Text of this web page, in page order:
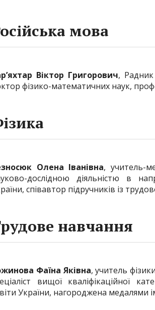
мова
Віктор Григорович, Радник
фізико-математичних наук,
Олена Іванівна, учитель-
дослідною діяльністю в
співавтор підручників із
навчання
Фаїна Яківна, учитель
вищої кваліфікаційної
України, нагороджена медалями